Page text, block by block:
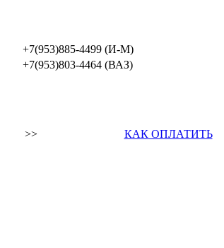
+7(953)885-4499 (И-М)
+7(953)803-4464 (ВАЗ)
>> КАК ОПЛАТИТЬ